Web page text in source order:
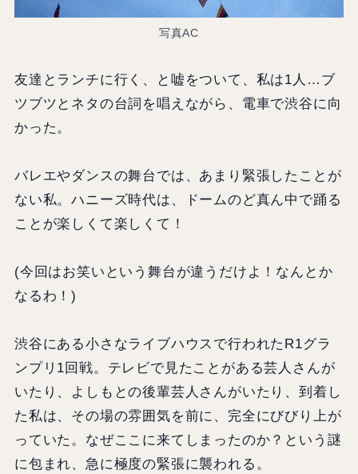
写真AC
友達とランチに行く、と嘘をついて、私は1人…ブ
ツブツとネタの台詞を唱えながら、電車で渋谷に向
かった。
バレエやダンスの舞台では、あまり緊張したことが
ない私。ハニーズ時代は、ドームのど真ん中で踊る
ことが楽しくて楽しくて！
(今回はお笑いという舞台が違うだけよ！なんとか
なるわ！)
渋谷にある小さなライブハウスで行われたR1グラ
ンプリ1回戦。テレビで見たことがある芸人さんが
いたり、よしもとの後輩芸人さんがいたり、到着し
た私は、その場の雰囲気を前に、完全にびびり上が
っていた。なぜここに来てしまったのか？という謎
に包まれ、急に極度の緊張に襲われる。